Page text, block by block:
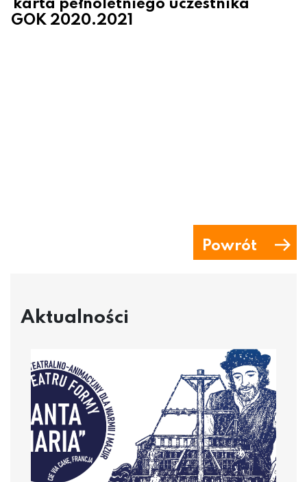
karta pełnoletniego uczestnika
GOK 2020.2021
Powrót
Aktualności